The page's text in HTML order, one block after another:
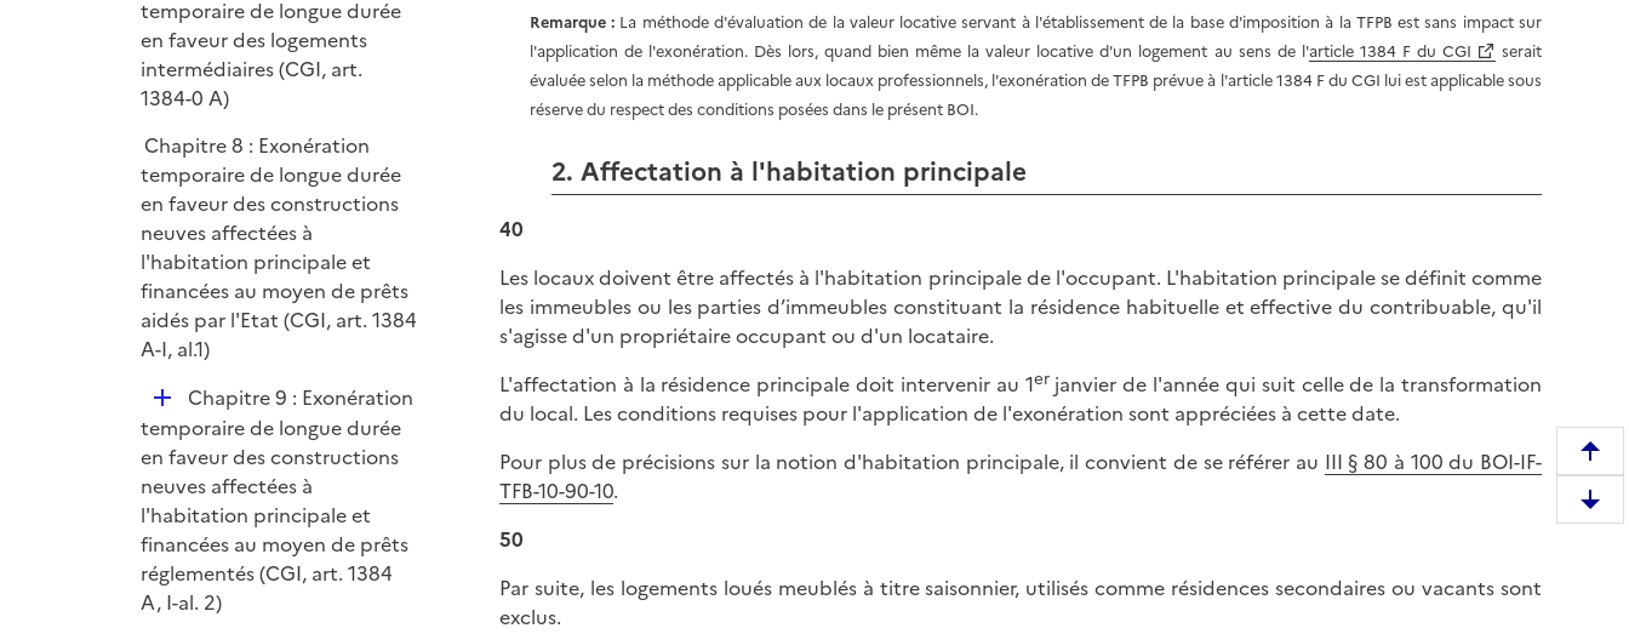
temporaire de longue durée
en faveur des logements
intermédiaires (CGI, art.
1384-0 A)
Chapitre 8 : Exonération
temporaire de longue durée
en faveur des constructions
neuves affectées à
l'habitation principale et
financées au moyen de prêts
aidés par l'Etat (CGI, art. 1384
A-I, al.1)
D
é
p
l
i
e
r
Chapitre 9 : Exonération
temporaire de longue durée
en faveur des constructions
neuves affectées à
l'habitation principale et
financées au moyen de prêts
réglementés (CGI, art. 1384
A, I-al. 2)
Remarque : La méthode d'évaluation de la valeur locative servant à l'établissement de la base d'imposition à la TFPB est sans impact sur
l'application de l'exonération. Dès lors, quand bien même la valeur locative d'un logement au sens de l'article 1384 F du CGI
serait
évaluée selon la méthode applicable aux locaux professionnels, l'exonération de TFPB prévue à l'article 1384 F du CGI lui est applicable sous
réserve du respect des conditions posées dans le présent BOI.
2. Affectation à l'habitation principale
40
Les locaux doivent être affectés à l'habitation principale de l'occupant. L'habitation principale se définit comme
les immeubles ou les parties d’immeubles constituant la résidence habituelle et effective du contribuable, qu'il
s'agisse d'un propriétaire occupant ou d'un locataire.
L'affectation à la résidence principale doit intervenir au 1erjanvier de l'année qui suit celle de la transformation
du local. Les conditions requises pour l'application de l'exonération sont appréciées à cette date.
Pour plus de précisions sur la notion d'habitation principale, il convient de se référer au III § 80 à 100 du BOI-IF-
TFB-10-90-10.
50
Par suite, les logements loués meublés à titre saisonnier, utilisés comme résidences secondaires ou vacants sont
exclus.
e
m
D